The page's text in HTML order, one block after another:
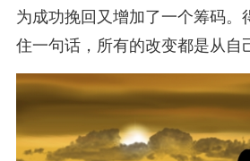
为成功挽回又增加了一个筹码。
住一句话，所有的改变都是从自